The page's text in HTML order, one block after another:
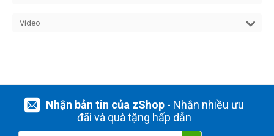
Video
Nhận bản tin của zShop- Nhận nhiều ưu
đãi và quà tặng hấp dẫn